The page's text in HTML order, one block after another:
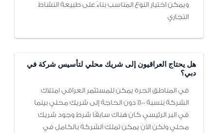
ويمكن اختيار النوع المناسب بناءً على طبيعة النشاط
التجاري
هل يحتاج العراقيون إلى شريك محلي لتأسيس شركة في
دبي؟
في المناطق الحرة يمكن للمستثمر العراقي امتلاك
الشركة بنسبة 100٪ دون الحاجة إلى شريك محلي بينما
في البر الرئيسي كان هناك سابقًا شرط وجود شريك
محلي ولكن الآن يمكن تملك الشركة بالكامل في